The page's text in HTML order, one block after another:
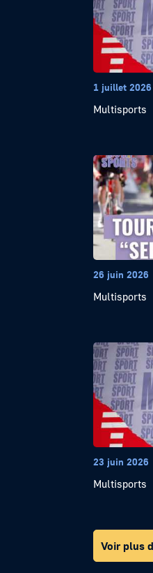
1 juillet 2026
Multisports
26 juin 2026
Multisports
23 juin 2026
Multisports
Voir plus